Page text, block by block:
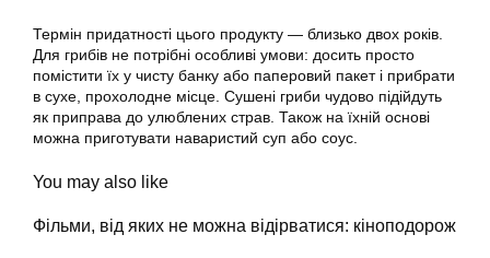
Термін придатності цього продукту — близько двох років.
Для грибів не потрібні особливі умови: досить просто
помістити їх у чисту банку або паперовий пакет і прибрати
в сухе, прохолодне місце. Сушені гриби чудово підійдуть
як приправа до улюблених страв. Також на їхній основі
можна приготувати наваристий суп або соус.
You may also like
Фільми, від яких не можна відірватися: кіноподорож